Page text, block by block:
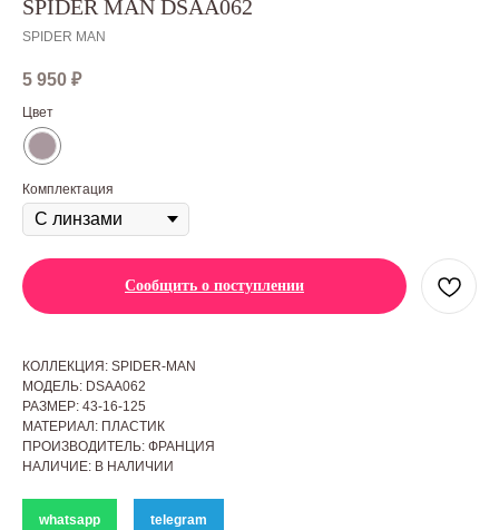
SPIDER MAN DSAA062
SPIDER MAN
5 950 ₽
Цвет
Комплектация
Сообщить о поступлении
КОЛЛЕКЦИЯ: SPIDER-MAN
МОДЕЛЬ: DSAA062
РАЗМЕР: 43-16-125
МАТЕРИАЛ: ПЛАСТИК
ПРОИЗВОДИТЕЛЬ: ФРАНЦИЯ
НАЛИЧИЕ: В НАЛИЧИИ
whatsapp telegram